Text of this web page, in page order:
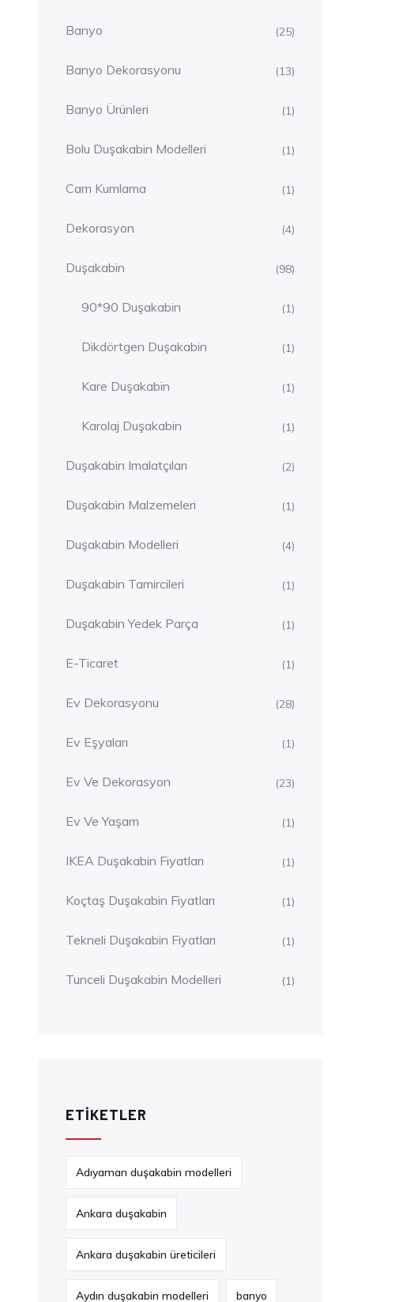
Banyo (25)
Banyo Dekorasyonu (13)
Banyo Ürünleri (1)
Bolu Duşakabin Modelleri (1)
Cam Kumlama (1)
Dekorasyon (4)
Duşakabin (98)
90*90 Duşakabin (1)
Dikdörtgen Duşakabin (1)
Kare Duşakabin (1)
Karolaj Duşakabin (1)
Duşakabin Imalatçıları (2)
Duşakabin Malzemeleri (1)
Duşakabin Modelleri (4)
Duşakabin Tamircileri (1)
Duşakabin Yedek Parça (1)
E-Ticaret (1)
Ev Dekorasyonu (28)
Ev Eşyaları (1)
Ev Ve Dekorasyon (23)
Ev Ve Yaşam (1)
IKEA Duşakabin Fiyatları (1)
Koçtaş Duşakabin Fiyatları (1)
Tekneli Duşakabin Fiyatları (1)
Tunceli Duşakabin Modelleri (1)
ETIKETLER
Adıyaman duşakabin modelleri
Ankara duşakabin
Ankara duşakabin üreticileri
Aydın duşakabin modelleri banyo